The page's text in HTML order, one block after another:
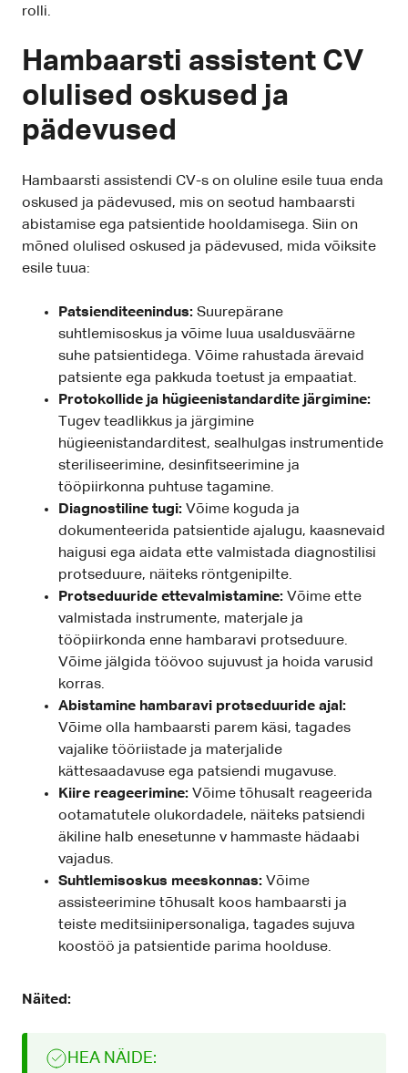
rolli.
Hambaarsti assistent CV
olulised oskused ja
pädevused
Hambaarsti assistendi CV-s on oluline esile tuua enda
oskused ja pädevused, mis on seotud hambaarsti
abistamise ega patsientide hooldamisega. Siin on
mõned olulised oskused ja pädevused, mida võiksite
esile tuua:
Patsienditeenindus: Suurepärane
suhtlemisoskus ja võime luua usaldusväärne
suhe patsientidega. Võime rahustada ärevaid
patsiente ega pakkuda toetust ja empaatiat.
Protokollide ja hügieenistandardite järgimine:
Tugev teadlikkus ja järgimine
hügieenistandarditest, sealhulgas instrumentide
steriliseerimine, desinfitseerimine ja
tööpiirkonna puhtuse tagamine.
Diagnostiline tugi: Võime koguda ja
dokumenteerida patsientide ajalugu, kaasnevaid
haigusi ega aidata ette valmistada diagnostilisi
protseduure, näiteks röntgenipilte.
Protseduuride ettevalmistamine: Võime ette
valmistada instrumente, materjale ja
tööpiirkonda enne hambaravi protseduure.
Võime jälgida töövoo sujuvust ja hoida varusid
korras.
Abistamine hambaravi protseduuride ajal:
Võime olla hambaarsti parem käsi, tagades
vajalike tööriistade ja materjalide
kättesaadavuse ega patsiendi mugavuse.
Kiire reageerimine: Võime tõhusalt reageerida
ootamatutele olukordadele, näiteks patsiendi
äkiline halb enesetunne v hammaste hädaabi
vajadus.
Suhtlemisoskus meeskonnas: Võime
assisteerimine tõhusalt koos hambaarsti ja
teiste meditsiinipersonaliga, tagades sujuva
koostöö ja patsientide parima hoolduse.
Näited:
HEA NÄIDE: